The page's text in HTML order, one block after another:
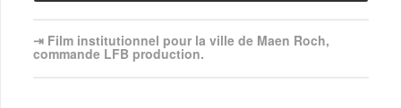
⇥ Film institutionnel pour la ville de Maen Roch,
commande LFB production.